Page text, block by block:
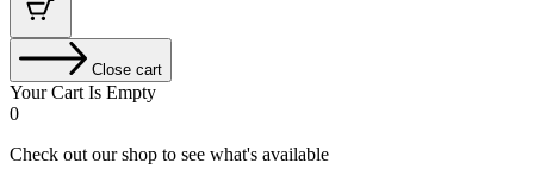
Close cart
Your Cart Is Empty
0
Check out our shop to see what's available